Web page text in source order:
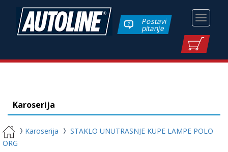
Toggle
Postavi
pitanje
Karoserija
Karoserija
STAKLO UNUTRASNJE KUPE LAMPE POLO
ORG